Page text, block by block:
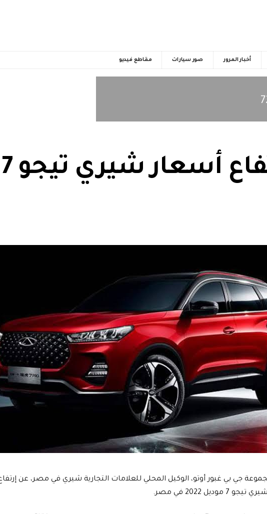
أخبار المرور صور سيارات مقاطع فيديو
أسعار شيري تيجو 7 موديل 2022
جي بي غبور أوتو، الوكيل المحلي للعلامات التجارية شيري في مصر، عن
7 موديل 2022 في مصر.